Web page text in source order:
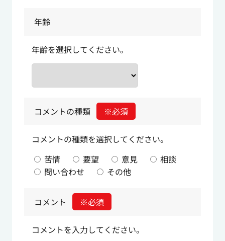
年齢
年齢を選択してください。
コメントの種類 ※必須
コメントの種類を選択してください。
苦情
要望 意見
相談
問い合わせ
その他
コメント ※必須
コメントを入力してください。